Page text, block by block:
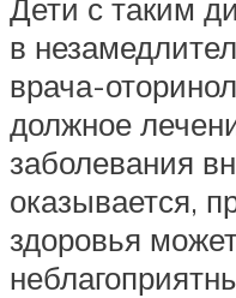
Дети с таким
в
врача-
должное
заболевания
оказывается,
здоровья